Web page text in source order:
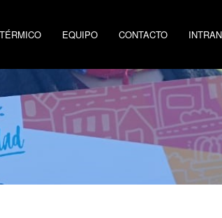
EQUIPO CONTACTO